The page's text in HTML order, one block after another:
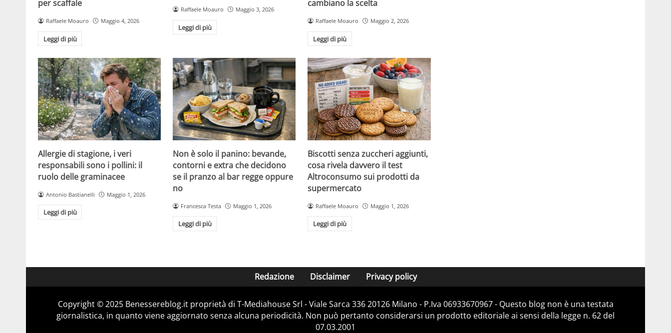
per scaffale
Raffaele Moauro Maggio 4, 2026
Leggi di più
Raffaele Moauro Maggio 3, 2026
Leggi di più
cambiano la scelta
Raffaele Moauro Maggio 2, 2026
Leggi di più
Allergie di stagione, i veri
responsabili sono i pollini: il
ruolo delle graminacee
Antonio Bastianelli Maggio 1, 2026
Leggi di più
Non è solo il panino: bevande,
contorni e extra che decidono
se il pranzo al bar regge oppure
no
Francesca Testa Maggio 1, 2026
Leggi di più
Biscotti senza zuccheri aggiunti,
cosa rivela davvero il test
Altroconsumo sui prodotti da
supermercato
Raffaele Moauro Maggio 1, 2026
Leggi di più
Redazione Disclaimer Privacy policy
Copyright © 2025 Benessereblog.it proprietà di T-Mediahouse Srl - Viale Sarca 336 20126 Milano - P.Iva 06933670967 - Questo blog non è una testata
giornalistica, in quanto viene aggiornato senza alcuna periodicità. Non può pertanto considerarsi un prodotto editoriale ai sensi della legge n. 62 del
07.03.2001